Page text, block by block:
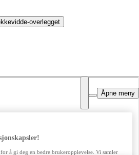
overlegget
Åpne meny